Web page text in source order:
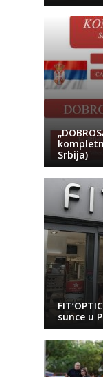
Srbija)
sunce u